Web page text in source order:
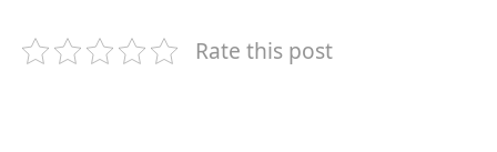
Rate this post